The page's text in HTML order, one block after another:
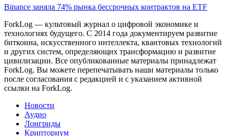
Binance заняла 74% рынка бессрочных контрактов на ETF
ForkLog — культовый журнал о цифровой экономике и
технологиях будущего. С 2014 года документируем развитие
биткоина, искусственного интеллекта, квантовых технологий
и других систем, определяющих трансформацию и развитие
цивилизации. Все опубликованные материалы принадлежат
ForkLog. Вы можете перепечатывать наши материалы только
после согласования с редакцией и с указанием активной
ссылки на ForkLog.
Новости
Аудио
Лонгриды
Крипториум